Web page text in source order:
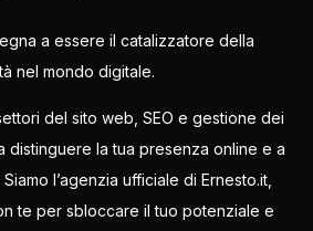
a essere il catalizzatore della
nel mondo digitale.
del sito web, SEO e gestione dei
distinguere la tua presenza online e a
l’agenzia ufficiale di Ernesto.it,
te per sbloccare il tuo potenziale e